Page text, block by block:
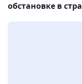
обстановке в